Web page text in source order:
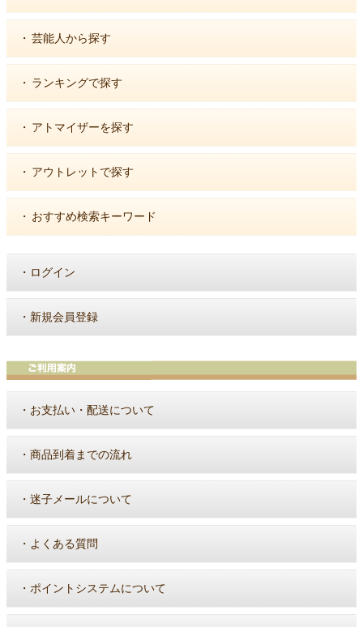
・ 芸能人から探す
・ ランキングで探す
・ アトマイザーを探す
・ アウトレットで探す
・ おすすめ検索キーワード
・ ログイン
・ 新規会員登録
・ お支払い・配送について
・ 商品到着までの流れ
・ 迷子メールについて
・ よくある質問
・ ポイントシステムについて